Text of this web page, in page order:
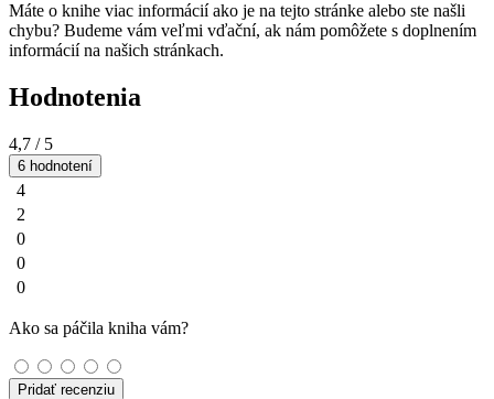
Máte o knihe viac informácií ako je na tejto stránke alebo ste našli
chybu? Budeme vám veľmi vďační, ak nám pomôžete s doplnením
informácií na našich stránkach.
Hodnotenia
4,7 / 5
6 hodnotení
4
2
0
0
0
Ako sa páčila kniha vám?
Pridať recenziu